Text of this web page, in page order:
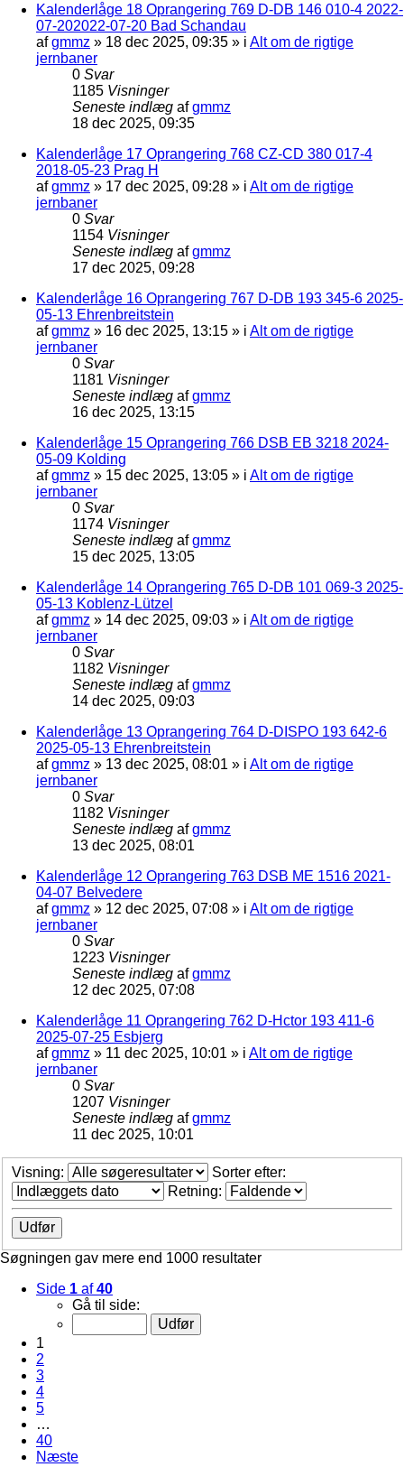
Kalenderlåge 18 Oprangering 769 D-DB 146 010-4 2022-
07-202022-07-20 Bad Schandau
afgmmz » 18 dec 2025, 09:35 » i Alt om de rigtige
jernbaner
0 Svar
1185 Visninger
Seneste indlæg afgmmz
18 dec 2025, 09:35
Kalenderlåge 17 Oprangering 768 CZ-CD 380 017-4
2018-05-23 Prag H
afgmmz » 17 dec 2025, 09:28 » i Alt om de rigtige
jernbaner
0 Svar
1154 Visninger
Seneste indlæg afgmmz
17 dec 2025, 09:28
Kalenderlåge 16 Oprangering 767 D-DB 193 345-6 2025-
05-13 Ehrenbreitstein
afgmmz » 16 dec 2025, 13:15 » i Alt om de rigtige
jernbaner
0 Svar
1181 Visninger
Seneste indlæg afgmmz
16 dec 2025, 13:15
Kalenderlåge 15 Oprangering 766 DSB EB 3218 2024-
05-09 Kolding
afgmmz » 15 dec 2025, 13:05 » i Alt om de rigtige
jernbaner
0 Svar
1174 Visninger
Seneste indlæg afgmmz
15 dec 2025, 13:05
Kalenderlåge 14 Oprangering 765 D-DB 101 069-3 2025-
05-13 Koblenz-Lützel
afgmmz » 14 dec 2025, 09:03 » i Alt om de rigtige
jernbaner
0 Svar
1182 Visninger
Seneste indlæg afgmmz
14 dec 2025, 09:03
Kalenderlåge 13 Oprangering 764 D-DISPO 193 642-6
2025-05-13 Ehrenbreitstein
afgmmz » 13 dec 2025, 08:01 » i Alt om de rigtige
jernbaner
0 Svar
1182 Visninger
Seneste indlæg afgmmz
13 dec 2025, 08:01
Kalenderlåge 12 Oprangering 763 DSB ME 1516 2021-
04-07 Belvedere
afgmmz » 12 dec 2025, 07:08 » i Alt om de rigtige
jernbaner
0 Svar
1223 Visninger
Seneste indlæg afgmmz
12 dec 2025, 07:08
Kalenderlåge 11 Oprangering 762 D-Hctor 193 411-6
2025-07-25 Esbjerg
afgmmz » 11 dec 2025, 10:01 » i Alt om de rigtige
jernbaner
0 Svar
1207 Visninger
Seneste indlæg afgmmz
11 dec 2025, 10:01
Visning:
Sorter efter:
Retning:
Søgningen gav mere end 1000 resultater
Side 1 af40
Gå til side:
1
2
3
4
5
…
40
Næste